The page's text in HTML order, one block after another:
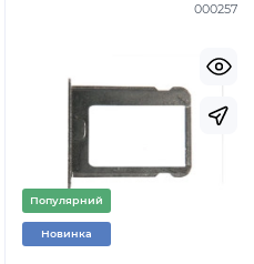
000257
Популярний
Новинка